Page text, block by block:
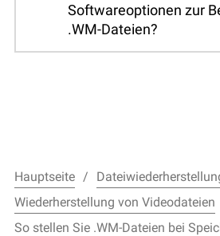
Softwareoptionen zur
.WM-Dateien?
Hauptseite
Wiederherstellung von Videodateien
So stellen Sie .WM-Dateien bei